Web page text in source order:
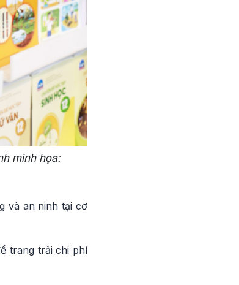
minh họa:
và an ninh tại cơ
trang trải chi phí